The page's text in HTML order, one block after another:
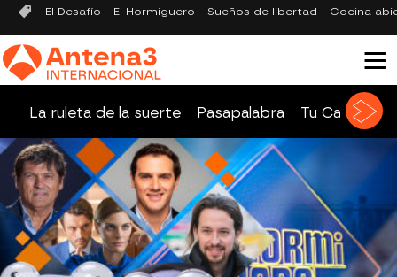
El Desafío El Hormiguero Sueños de libertad Cocina
La ruleta de la suerte Pasapalabra Tu Cara Me